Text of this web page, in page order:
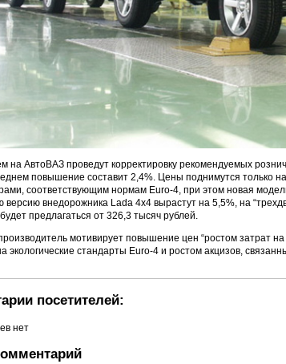
на АвтоВАЗ проведут корректировку рекомендуемых
повышение составит 2,4%. Цены поднимутся только
соответствующим нормам Euro-4, при этом новая
версию внедорожника Lada 4x4 вырастут на 5,5%, на
предлагаться от 326,3 тысяч рублей.
мотивирует повышение цен “ростом затрат
экологические стандарты Euro-4 и ростом акцизов,
посетителей:
нет